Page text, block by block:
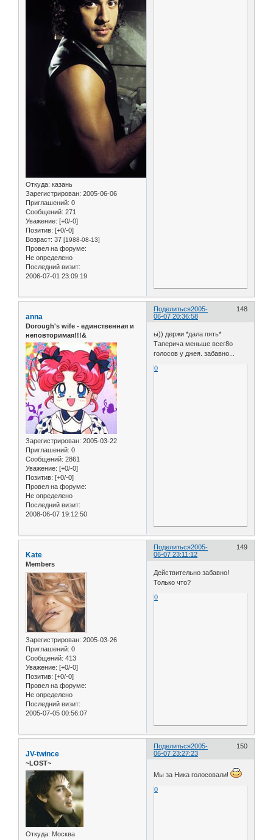
Откуда: казань
Зарегистрирован: 2005-06-06
Приглашений: 0
Сообщений: 271
Уважение: [+0/-0]
Позитив: [+0/-0]
Возраст: 37 [1988-08-13]
Провел на форуме:
Не определено
Последний визит:
2006-07-01 23:09:19
Поделиться 148
2005-
06-07 20:36:58
anna
Dorough's wife - единственная и
неповторимая!!!&
Зарегистрирован: 2005-03-22
Приглашений: 0
Сообщений: 2861
Уважение: [+0/-0]
Позитив: [+0/-0]
Провел на форуме:
Не определено
Последний визит:
2008-06-07 19:12:50
ы)) держи *дала пять*
Таперича меньше всег8о
голосов у джея. забавно...
0
Поделиться 149
2005-
06-07 23:11:12
Kate
Members
Зарегистрирован: 2005-03-26
Приглашений: 0
Сообщений: 413
Уважение: [+0/-0]
Позитив: [+0/-0]
Провел на форуме:
Не определено
Последний визит:
2005-07-05 00:56:07
Действительно забавно!
Только что?
0
Поделиться 150
2005-
06-07 23:27:23
JV-twince
~LOST~
Откуда: Москва
Мы за Ника голосовали!
0